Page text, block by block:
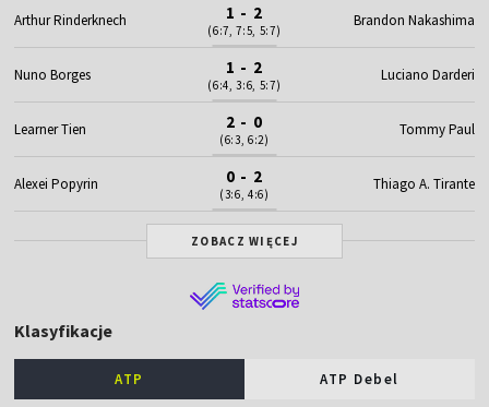
Arthur Rinderknech 1 - 2
(6:7, 7:5, 5:7)
Brandon Nakashima
Nuno Borges 1 - 2
(6:4, 3:6, 5:7)
Luciano Darderi
Learner Tien 2 - 0
(6:3, 6:2)
Tommy Paul
Alexei Popyrin 0 - 2
(3:6, 4:6)
Thiago A. Tirante
ZOBACZ WIĘCEJ
Klasyfikacje
ATP ATP Debel